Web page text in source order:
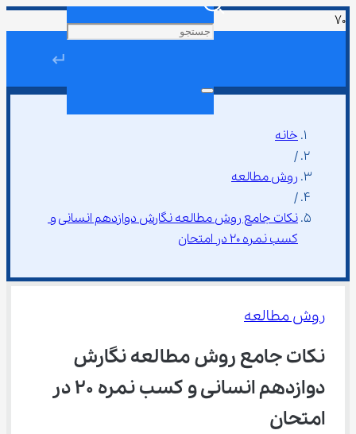
↵
خانه
/
روش مطالعه
/
نکات جامع روش مطالعه نگارش دوازدهم انسانی و
کسب نمره 20 در امتحان
روش مطالعه
نکات جامع روش مطالعه نگارش
دوازدهم انسانی و کسب نمره 20 در
امتحان